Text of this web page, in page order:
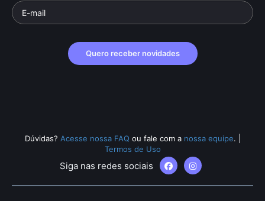
Quero receber novidades
Dúvidas? Acesse nossa FAQ ou fale com a nossa equipe.
Termos de Uso
Siga nas redes sociais